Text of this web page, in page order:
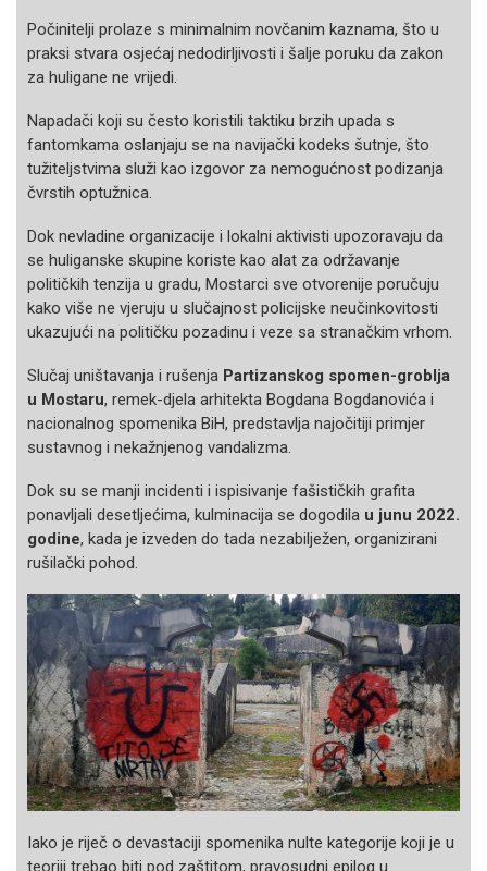
Počinitelji prolaze s minimalnim novčanim kaznama, što u
praksi stvara osjećaj nedodirljivosti i šalje poruku da zakon
za huligane ne vrijedi.
Napadači koji su često koristili taktiku brzih upada s
fantomkama oslanjaju se na navijački kodeks šutnje, što
tužiteljstvima služi kao izgovor za nemogućnost podizanja
čvrstih optužnica.
Dok nevladine organizacije i lokalni aktivisti upozoravaju da
se huliganske skupine koriste kao alat za održavanje
političkih tenzija u gradu, Mostarci sve otvorenije poručuju
kako više ne vjeruju u slučajnost policijske neučinkovitosti
ukazujući na političku pozadinu i veze sa stranačkim vrhom.
Slučaj uništavanja i rušenja Partizanskog spomen-groblja
u Mostaru, remek-djela arhitekta Bogdana Bogdanovića i
nacionalnog spomenika BiH, predstavlja najočitiji primjer
sustavnog i nekažnjenog vandalizma.
Dok su se manji incidenti i ispisivanje fašističkih grafita
ponavljali desetljećima, kulminacija se dogodila u junu 2022.
godine, kada je izveden do tada nezabilježen, organizirani
rušilački pohod.
Iako je riječ o devastaciji spomenika nulte kategorije koji je u
teoriji trebao biti pod zaštitom, pravosudni epilog u